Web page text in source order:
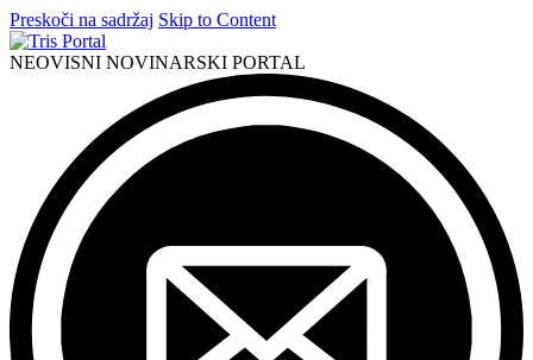
Preskoči na sadržaj Skip to Content
NEOVISNI NOVINARSKI PORTAL